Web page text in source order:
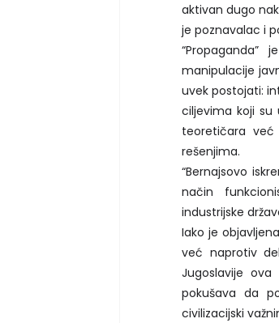
aktivan dugo
je poznavalac i
manipulacije
uvek postojati:
ciljevima koji su
teoretičara već
rešenjima.
“Bernajsovo
način
industrijske
Iako je
već naprotiv
Jugoslavije
pokušava da
civilizacijski